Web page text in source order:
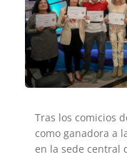
Tras los comicios
como ganadora a
en la sede central